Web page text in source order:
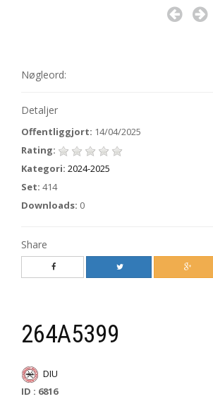
Nøgleord:
Detaljer
Offentliggjort: 14/04/2025
Rating:
Kategori: 2024-2025
Set: 414
Downloads: 0
Share
264A5399
DIU
ID : 6816